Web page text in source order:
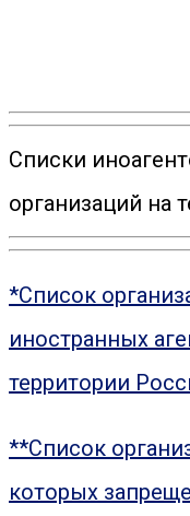
Списки
организаций на
*Список
иностранных
территории
**Список
которых